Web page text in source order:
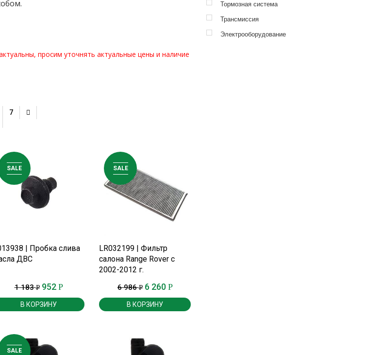
просим уточнять актуальные цены и наличие
7
SALE
ПОДРОБНЕЕ
| Пробка слива
ДВС
1 183Р 952 Р
В КОРЗИНУ
SALE
ПОДРОБНЕЕ
LR032199 | Фильтр
салона Range Rover c
2002-2012 г.
6 986Р 6 260 Р
В КОРЗИНУ
SALE
Тормозная система
Трансмиссия
Электрооборудование